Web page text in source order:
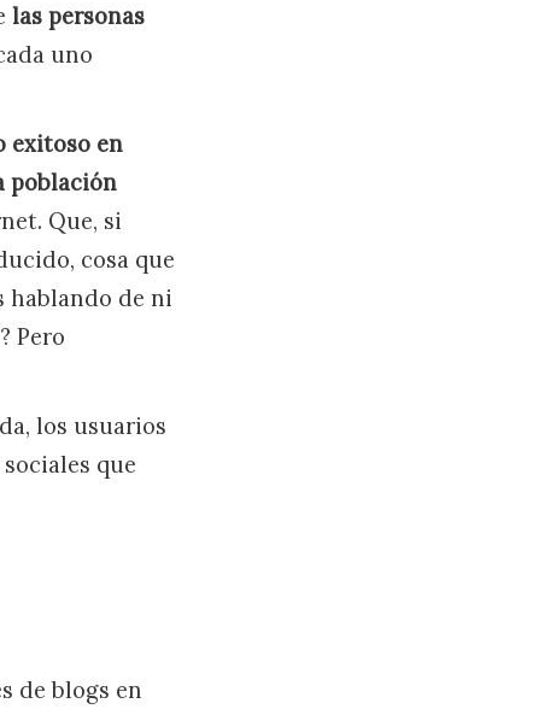
las personas
uno
exitoso en
población
Que, si
cosa que
hablando de ni
Pero
los usuarios
que
de blogs en